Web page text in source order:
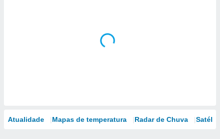
Atualidade Mapas de temperatura Radar de Chuva